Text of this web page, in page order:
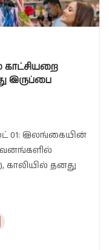
காட்சியறை
இருப்பை
01: இலங்கையின்
காலியில் தனது